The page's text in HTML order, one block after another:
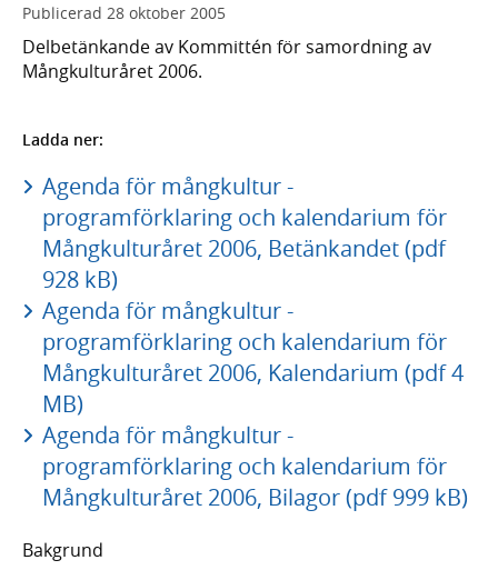
Publicerad 28 oktober 2005
Delbetänkande av Kommittén för samordning av
Mångkulturåret 2006.
Ladda ner:
Agenda för mångkultur -
programförklaring och kalendarium för
Mångkulturåret 2006, Betänkandet (pdf
928 kB)
Agenda för mångkultur -
programförklaring och kalendarium för
Mångkulturåret 2006, Kalendarium (pdf 4
MB)
Agenda för mångkultur -
programförklaring och kalendarium för
Mångkulturåret 2006, Bilagor (pdf 999 kB)
Bakgrund